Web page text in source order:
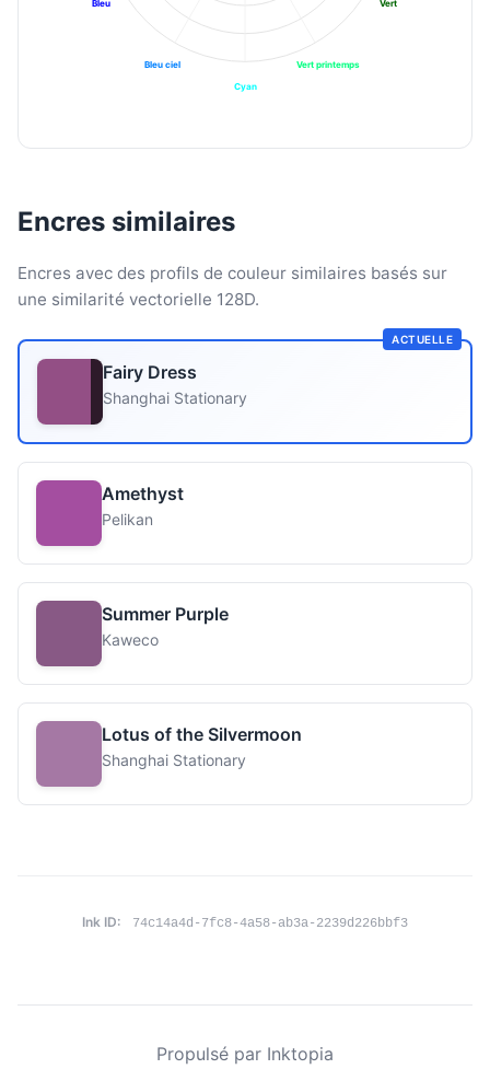
Vert
Vert printemps
Cyan
Bleu ciel
Bleu
Encres similaires
Encres avec des profils de couleur similaires basés sur
une similarité vectorielle 128D.
ACTUELLE
Fairy Dress
Shanghai Stationary
Amethyst
Pelikan
Summer Purple
Kaweco
Lotus of the Silvermoon
Shanghai Stationary
Ink ID: 74c14a4d-7fc8-4a58-ab3a-2239d226bbf3
Propulsé par Inktopia